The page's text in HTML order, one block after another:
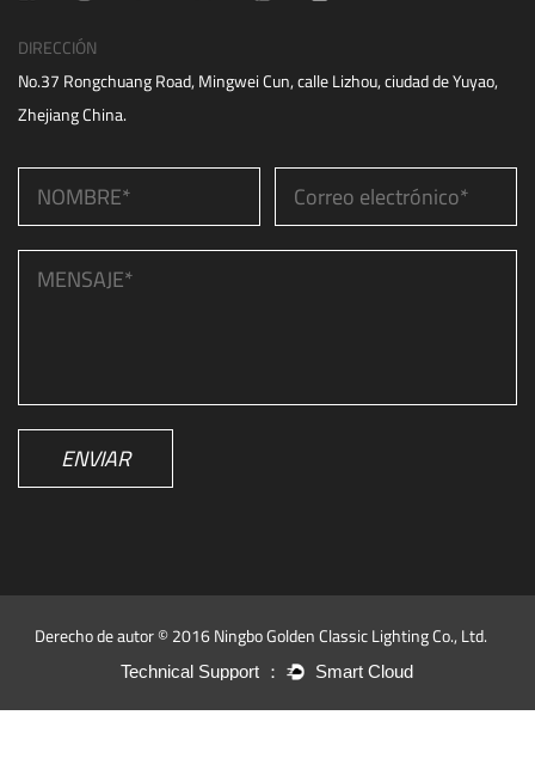
DIRECCIÓN
No.37 Rongchuang Road, Mingwei Cun, calle Lizhou, ciudad de Yuyao,
Zhejiang China.
ENVIAR
Derecho de autor © 2016 Ningbo Golden Classic Lighting Co., Ltd.